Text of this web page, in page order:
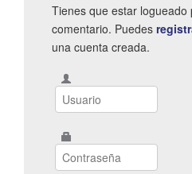
Tienes que estar logueado
comentario. Puedes
una cuenta creada.